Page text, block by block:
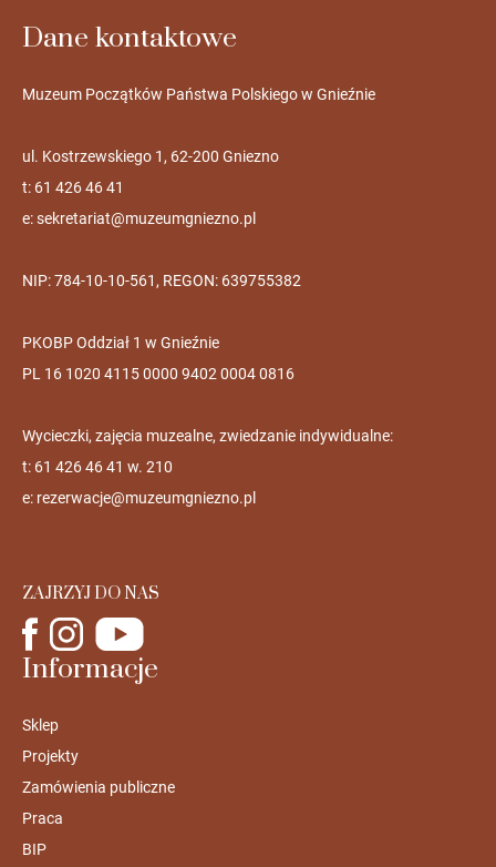
Dane kontaktowe
Muzeum Początków Państwa Polskiego w Gnieźnie
ul. Kostrzewskiego 1, 62-200 Gniezno
t: 61 426 46 41
e:sekretariat@muzeumgniezno.pl
NIP: 784-10-10-561, REGON: 639755382
PKOBP Oddział 1 w Gnieźnie
PL 16 1020 4115 0000 9402 0004 0816
Wycieczki, zajęcia muzealne, zwiedzanie indywidualne:
t: 61 426 46 41 w. 210
e: rezerwacje@muzeumgniezno.pl
ZAJRZYJ DO NAS
Informacje
Sklep
Projekty
Zamówienia publiczne
Praca
BIP